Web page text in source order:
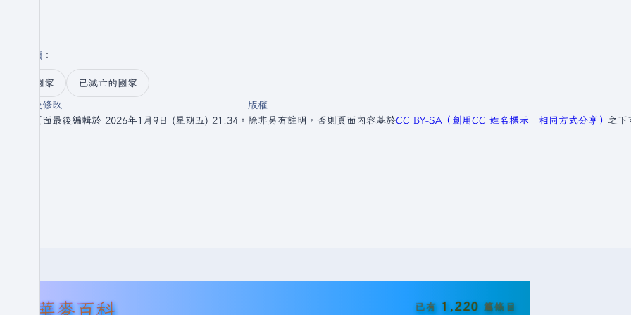
分類 ：​
國家
已滅亡的國家
最後修改
此頁面最後編輯於 2026年1月9日 (星期五) 21:34。
版權
除非另有註明，否則頁面內容基於CC BY-SA（創用CC 姓名標示─相同方式分享） 之下
華麥百科 已有 1,220 篇條目